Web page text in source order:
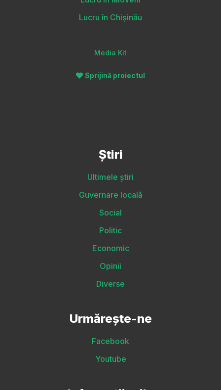
Lucru în Chișinău
Media Kit
Sprijină proiectul
Știri
Ultimele știri
Guvernare locală
Social
Politic
Economic
Opinii
Diverse
Urmărește-ne
Facebook
Youtube